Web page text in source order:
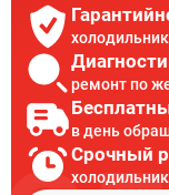
ремонт по
в день
Срочный